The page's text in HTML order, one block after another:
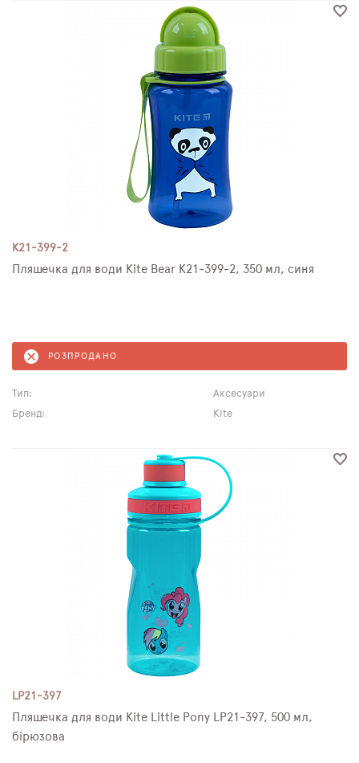
K21-399-2
Пляшечка для води Kite Bear K21-399-2, 350 мл, синя
РОЗПРОДАНО
Тип:
Аксесуари
Бренд:
Kite
LP21-397
Пляшечка для води Kite Little Pony LP21-397, 500 мл,
бірюзова